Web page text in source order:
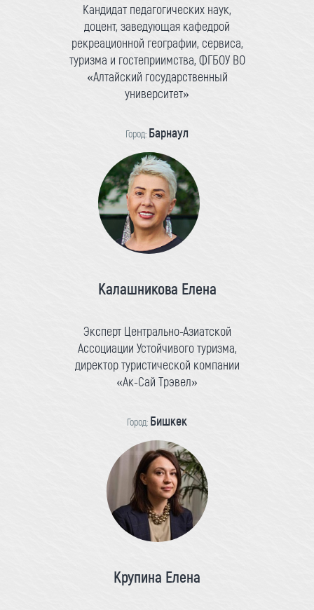
Кандидат педагогических наук,
доцент, заведующая кафедрой
рекреационной географии, сервиса,
туризма и гостеприимства, ФГБОУ ВО
«Алтайский государственный
университет»
Город: Барнаул
Калашникова Елена
Эксперт Центрально-Азиатской
Ассоциации Устойчивого туризма,
директор туристической компании
«Ак-Сай Трэвел»
Город: Бишкек
Крупина Елена